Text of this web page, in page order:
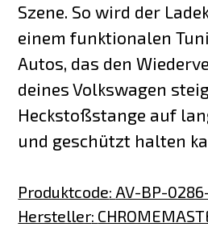
Szene. So wird der
einem funktionalen
Autos, das den
deines Volkswagen
Heckstoßstange auf
und geschützt halten
Produktcode: AV-BP-
Hersteller: